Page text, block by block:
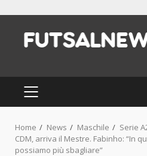
content
PRIMARY
MENU
Home News Maschile
Serie
CDM, arriva il Mestre. Fabinho: “In
possiamo più sbagliare”